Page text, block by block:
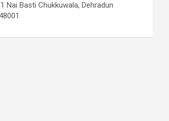
Nai Basti Chukkuwala, Dehradun